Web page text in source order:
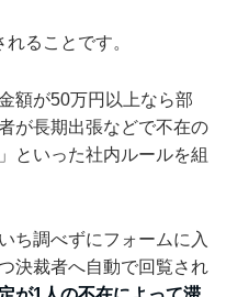
ることです。
額が50万円以上なら部
が長期出張などで不在の
といった社内ルールを組
ち調べずにフォームに入
決裁者へ自動で回覧され